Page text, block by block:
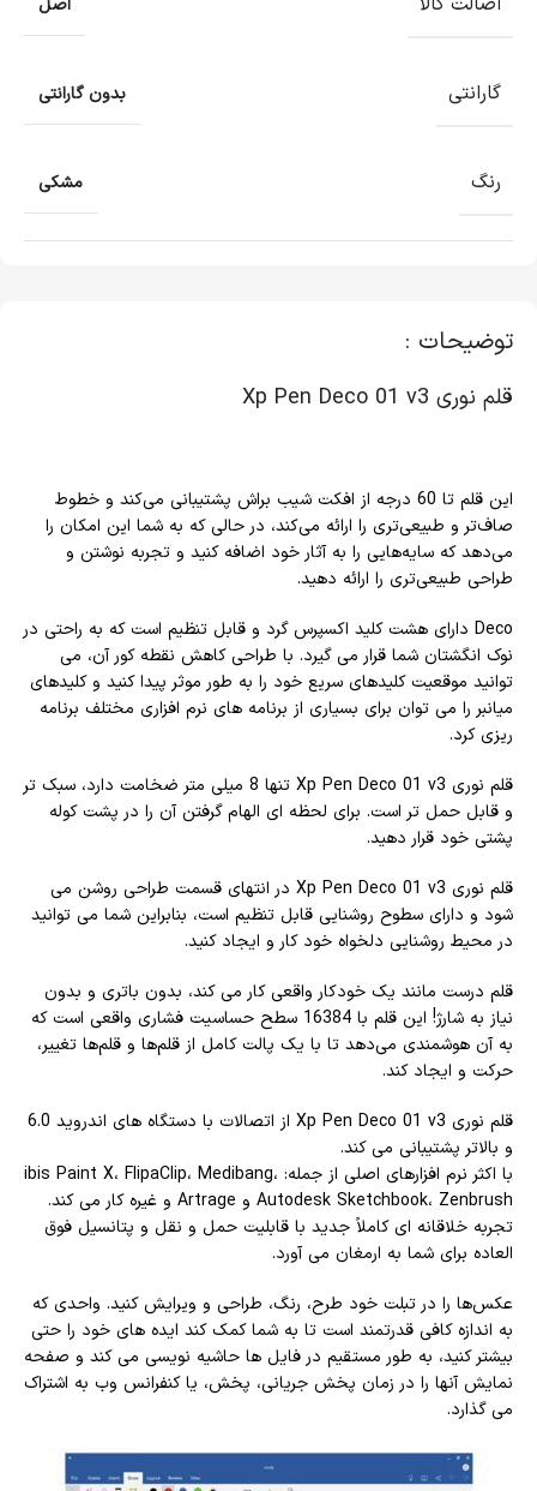
توضیحات :
قلم نوری Xp Pen Deco 01 v3
این قلم تا 60 درجه از افکت شیب براش پشتیبانی می‌کند و خطوط
صاف‌تر و طبیعی‌تری را ارائه می‌کند، در حالی که به شما این امکان را
می‌دهد که سایه‌هایی را به آثار خود اضافه کنید و تجربه نوشتن و
طراحی طبیعی‌تری را ارائه دهید.
Deco دارای هشت کلید اکسپرس گرد و قابل تنظیم است که به راحتی در
نوک انگشتان شما قرار می گیرد. با طراحی کاهش نقطه کور آن، می
توانید موقعیت کلیدهای سریع خود را به طور موثر پیدا کنید و کلیدهای
میانبر را می توان برای بسیاری از برنامه های نرم افزاری مختلف برنامه
ریزی کرد.
قلم نوری Xp Pen Deco 01 v3 تنها 8 میلی متر ضخامت دارد، سبک تر
و قابل حمل تر است. برای لحظه ای الهام گرفتن آن را در پشت کوله
پشتی خود قرار دهید.
قلم نوری Xp Pen Deco 01 v3 در انتهای قسمت طراحی روشن می
شود و دارای سطوح روشنایی قابل تنظیم است، بنابراین شما می توانید
در محیط روشنایی دلخواه خود کار و ایجاد کنید.
قلم درست مانند یک خودکار واقعی کار می کند، بدون باتری و بدون
نیاز به شارژ! این قلم با 16384 سطح حساسیت فشاری واقعی است که
به آن هوشمندی می‌دهد تا با یک پالت کامل از قلم‌ها و قلم‌ها تغییر،
حرکت و ایجاد کند.
قلم نوری Xp Pen Deco 01 v3 از اتصالات با دستگاه های اندروید 6.0
و بالاتر پشتیبانی می کند.
با اکثر نرم افزارهای اصلی از جمله: ibis Paint X، FlipaClip، Medibang،
Autodesk Sketchbook، Zenbrush و Artrage و غیره کار می کند.
تجربه خلاقانه ای کاملاً جدید با قابلیت حمل و نقل و پتانسیل فوق
العاده برای شما به ارمغان می آورد.
عکس‌ها را در تبلت خود طرح، رنگ، طراحی و ویرایش کنید. واحدی که
به اندازه کافی قدرتمند است تا به شما کمک کند ایده های خود را حتی
بیشتر کنید، به طور مستقیم در فایل ها حاشیه نویسی می کند و صفحه
نمایش آنها را در زمان پخش جریانی، پخش، یا کنفرانس وب به اشتراک
می گذارد.
اصل
گارانتی بدون گارانتی
رنگ مشکی